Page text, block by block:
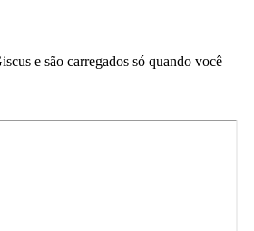
e são carregados só quando você